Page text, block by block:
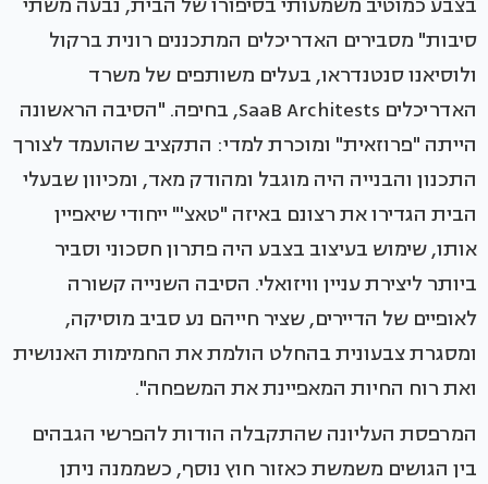
סיבות" מסבירים האדריכלים המתכננים רונית ברקול
ולוסיאנו סנטנדראו, בעלים משותפים של משרד
האדריכלים SaaB Architests, בחיפה. "הסיבה הראשונה
הייתה "פרוזאית" ומוכרת למדי: התקציב שהועמד לצורך
התכנון והבנייה היה מוגבל ומהודק מאד, ומכיוון שבעלי
הבית הגדירו את רצונם באיזה "טאצ'" ייחודי שיאפיין
אותו, שימוש בעיצוב בצבע היה פתרון חסכוני וסביר
ביותר ליצירת עניין וויזואלי. הסיבה השנייה קשורה
לאופיים של הדיירים, שציר חייהם נע סביב מוסיקה,
ומסגרת צבעונית בהחלט הולמת את החמימות האנושית
ואת רוח החיות המאפיינת את המשפחה".
המרפסת העליונה שהתקבלה הודות להפרשי הגבהים
בין הגושים משמשת כאזור חוץ נוסף, כשממנה ניתן